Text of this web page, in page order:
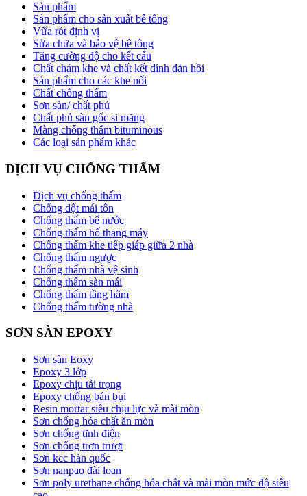
Sản phẩm
Sản phẩm cho sản xuất bê tông
Vữa rót định vị
Sửa chữa và bảo vệ bê tông
Tăng cường độ cho kết cấu
Chất chám khe và chất kết dính đàn hồi
Sản phẩm cho các khe nối
Chất chống thấm
Sơn sàn/ chất phủ
Chất phủ sàn gốc si măng
Màng chống thấm bituminous
Các loại sản phẩm khác
DỊCH VỤ CHỐNG THẤM
Dịch vụ chống thấm
Chống dột mái tôn
Chống thấm bể nước
Chống thấm hố thang máy
Chống thấm khe tiếp giáp giữa 2 nhà
Chống thấm ngược
Chống thấm nhà vệ sinh
Chống thấm sàn mái
Chống thấm tầng hầm
Chống thấm tường nhà
SƠN SÀN EPOXY
Sơn sàn Eoxy
Epoxy 3 lớp
Epoxy chịu tải trọng
Epoxy chống bán bụi
Resin mortar siêu chịu lực và mài mòn
Sơn chống hóa chất ăn mòn
Sơn chống tĩnh điện
Sơn chống trơn trượt
Sơn kcc hàn quốc
Sơn nanpao đài loan
Sơn poly urethane chống hóa chất và mài mòn mức độ siêu